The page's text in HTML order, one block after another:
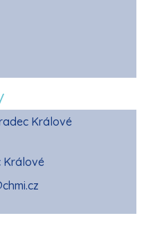
Králové
Králové